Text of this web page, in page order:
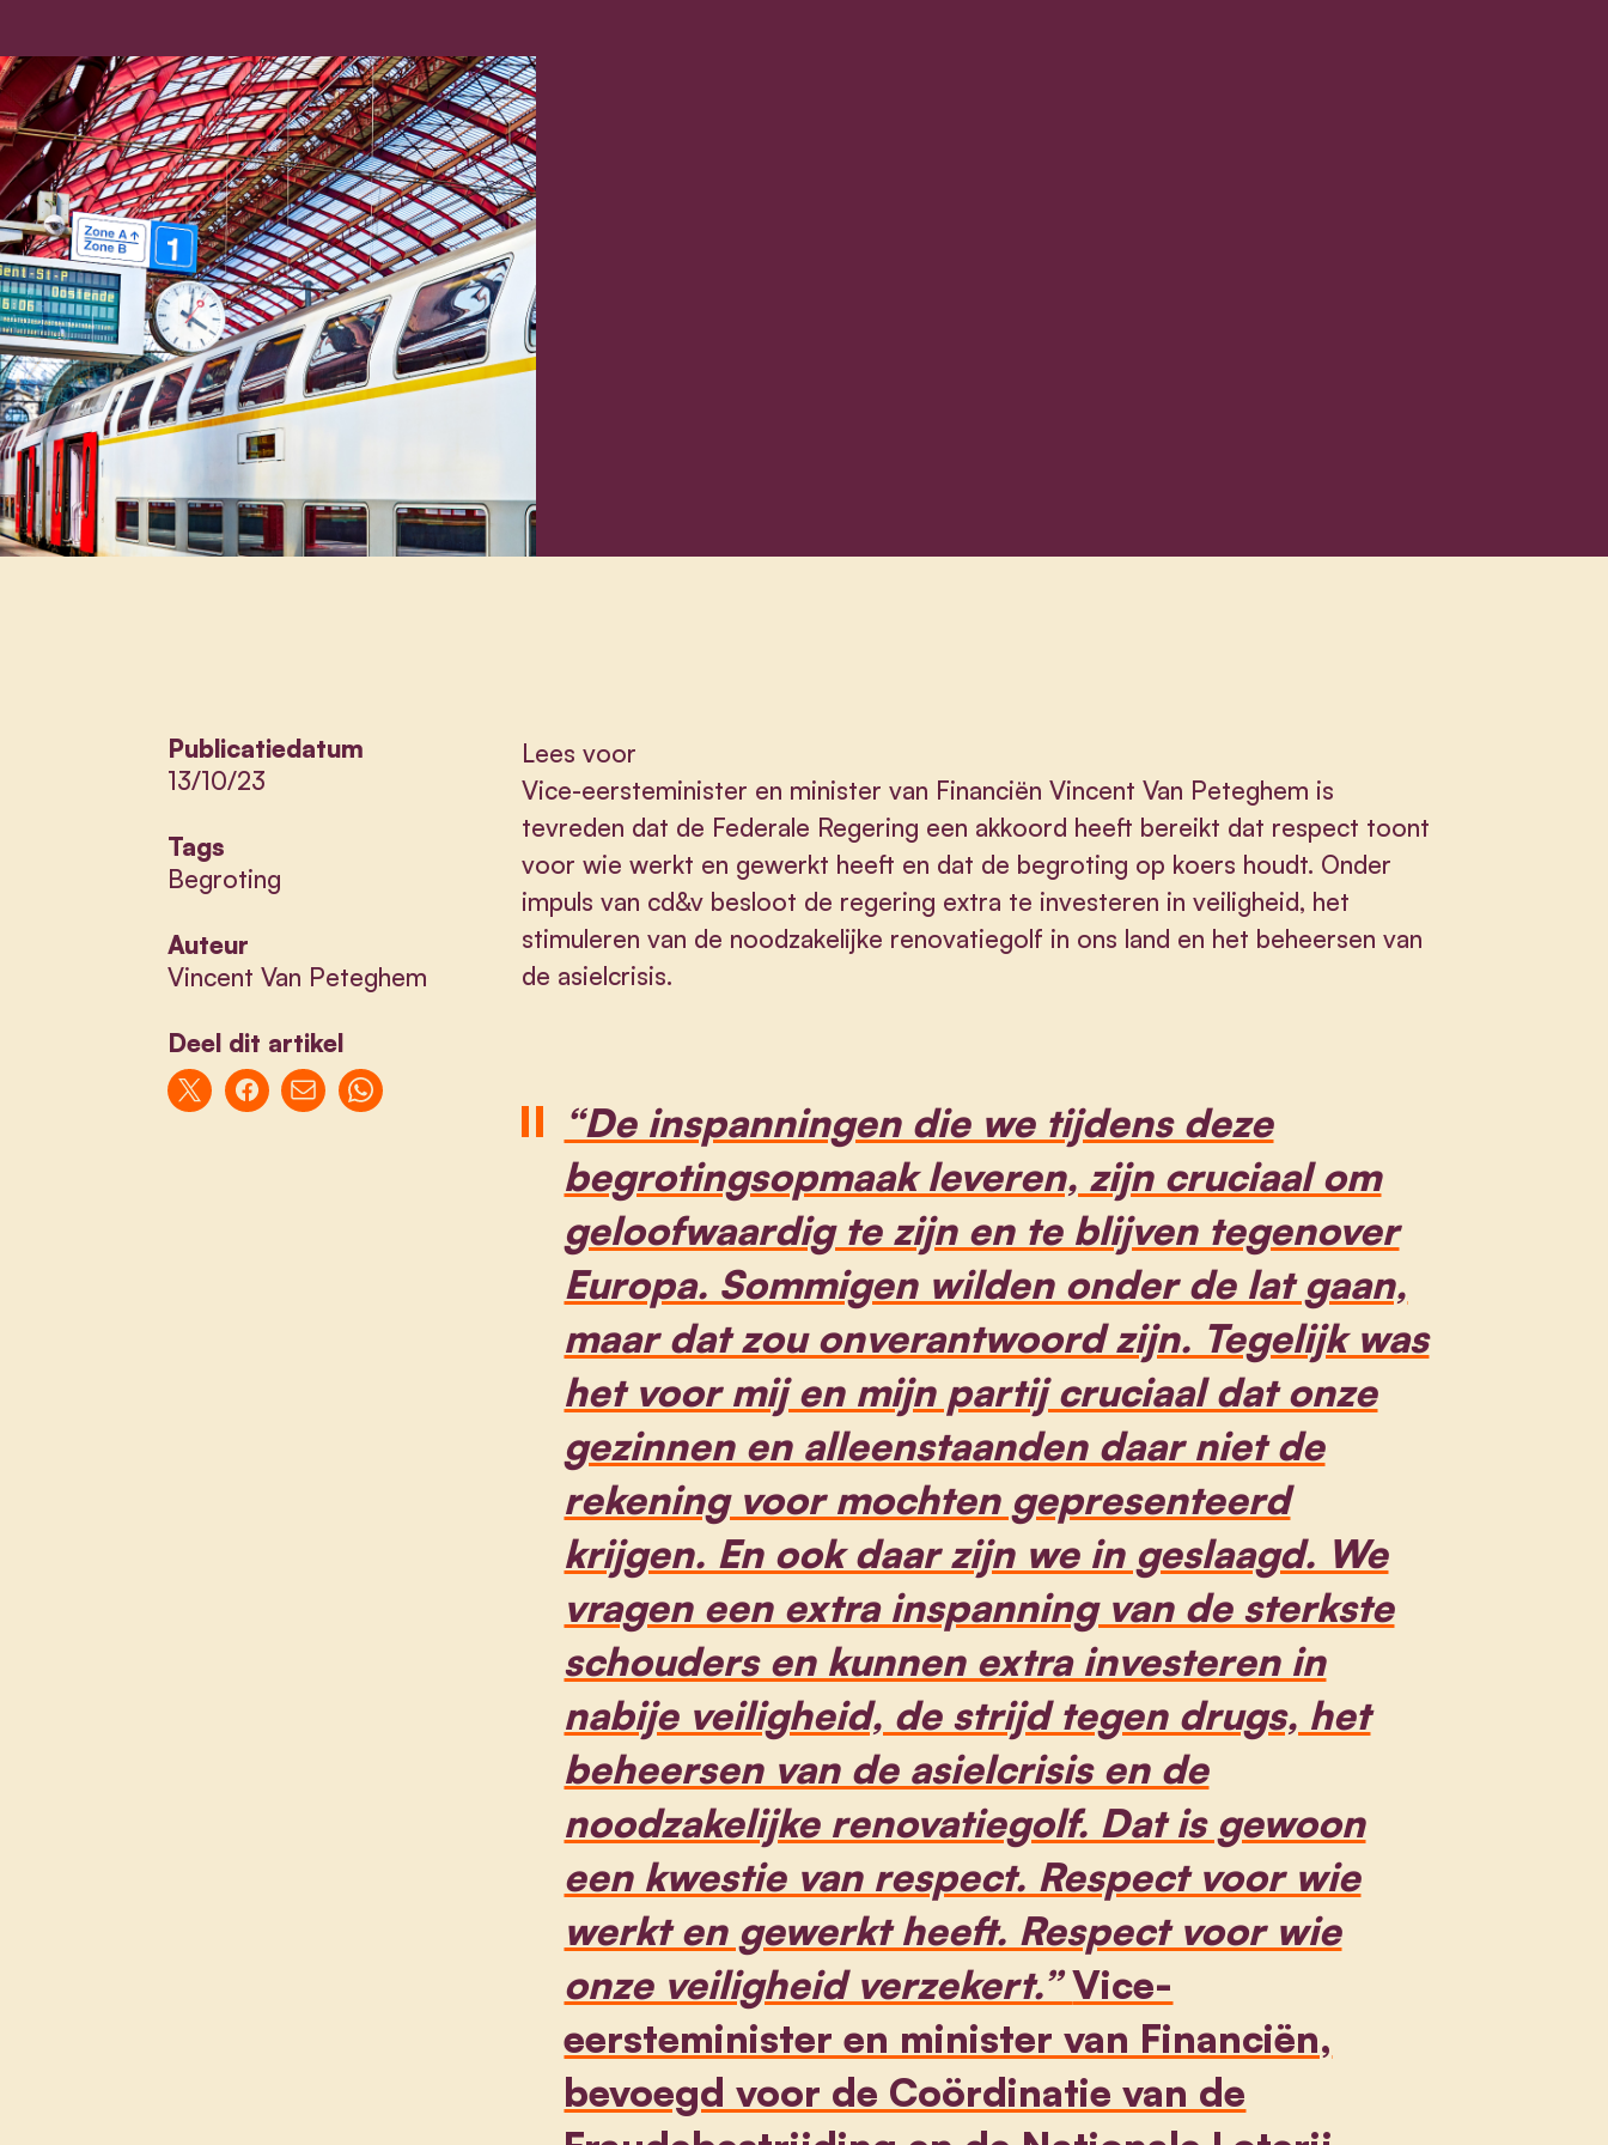
Publicatiedatum
13/10/23
Tags
Begroting
Auteur
Vincent Van Peteghem
Deel dit artikel
Lees voor
Vice-eersteminister en minister van Financiën Vincent Van Peteghem is
tevreden dat de Federale Regering een akkoord heeft bereikt dat respect toont
voor wie werkt en gewerkt heeft en dat de begroting op koers houdt. Onder
impuls van cd&v besloot de regering extra te investeren in veiligheid, het
stimuleren van de noodzakelijke renovatiegolf in ons land en het beheersen van
de asielcrisis.
“De inspanningen die we tijdens deze
begrotingsopmaak leveren, zijn cruciaal om
geloofwaardig te zijn en te blijven tegenover
Europa. Sommigen wilden onder de lat gaan,
maar dat zou onverantwoord zijn. Tegelijk was
het voor mij en mijn partij cruciaal dat onze
gezinnen en alleenstaanden daar niet de
rekening voor mochten gepresenteerd
krijgen. En ook daar zijn we in geslaagd. We
vragen een extra inspanning van de sterkste
schouders en kunnen extra investeren in
nabije veiligheid, de strijd tegen drugs, het
beheersen van de asielcrisis en de
noodzakelijke renovatiegolf. Dat is gewoon
een kwestie van respect. Respect voor wie
werkt en gewerkt heeft. Respect voor wie
onze veiligheid verzekert.”Vice-
eersteminister en minister van Financiën,
bevoegd voor de Coördinatie van de